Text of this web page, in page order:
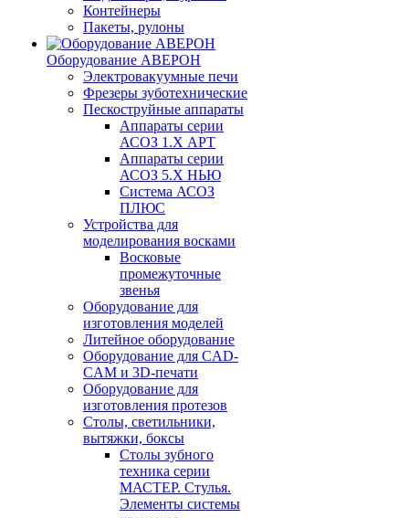
Контейнеры
Пакеты, рулоны
Оборудование АВЕРОН
Электровакуумные печи
Фрезеры зуботехнические
Пескоструйные аппараты
Аппараты серии
АСОЗ 1.Х АРТ
Аппараты серии
АСОЗ 5.Х НЬЮ
Система АСОЗ
ПЛЮС
Устройства для
моделирования восками
Восковые
промежуточные
звенья
Оборудование для
изготовления моделей
Литейное оборудование
Оборудование для CAD-
CAM и 3D-печати
Оборудование для
изготовления протезов
Cтолы, светильники,
вытяжки, боксы
Столы зубного
техника серии
МАСТЕР. Стулья.
Элементы системы